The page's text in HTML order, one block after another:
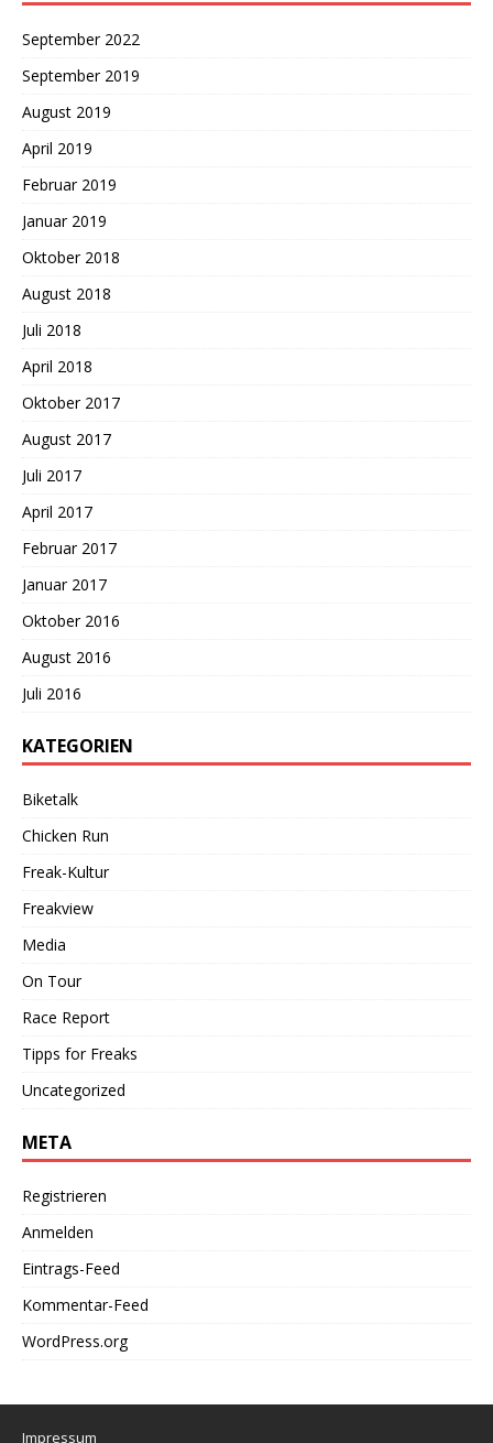
September 2022
September 2019
August 2019
April 2019
Februar 2019
Januar 2019
Oktober 2018
August 2018
Juli 2018
April 2018
Oktober 2017
August 2017
Juli 2017
April 2017
Februar 2017
Januar 2017
Oktober 2016
August 2016
Juli 2016
KATEGORIEN
Biketalk
Chicken Run
Freak-Kultur
Freakview
Media
On Tour
Race Report
Tipps for Freaks
Uncategorized
META
Registrieren
Anmelden
Eintrags-Feed
Kommentar-Feed
WordPress.org
Impressum